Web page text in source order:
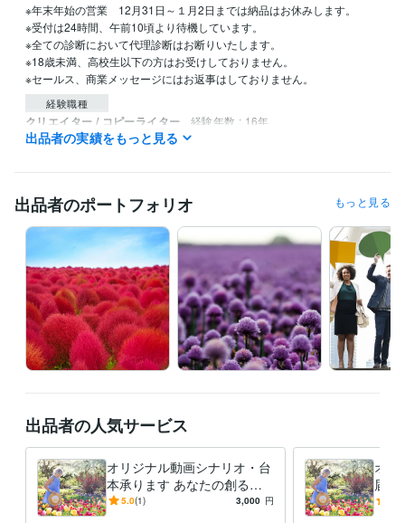
※年末年始の営業　12月31日～１月2日までは納品はお休みします。
※受付は24時間、午前10頃より待機しています。
※全ての診断において代理診断はお断りいたします。
※18歳未満、高校生以下の方はお受けしておりません。
経験職種
クリエイター / コピーライター 経験年数 : 16年
ライティング・翻訳 記事作成 コピー・ネーミング
開運
出品者の実績をもっと見る
出品者のポートフォリオ もっと見る
出品者の人気サービス
オリジナル動画シナリオ・台
本承ります あなたの創る動
画に必要なシナリオや台本を
5.0(1) 3,000 円
オリ
届け
形に